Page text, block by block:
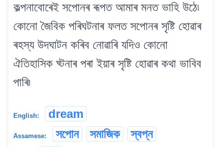
কল্পনাবোৰেই সপোনৰ ৰূপত আমাৰ মনত ভাহি উঠে৷
কোনো জৈবিক পৰিঘটনাৰ ফলত সপোনৰ সৃষ্টি হোৱাৰ
ৰহস্য উদঘাটন কৰিব নোৱাৰি যদিও কোনো
ঐতিহাসিক ঘ্টনাৰ পৰা ইয়াৰ সৃষ্টি হোৱাৰ কথা ভাবিব
পাৰি৷
English: dream
Assamese: সপোন সমাজিক স্বপ্ন